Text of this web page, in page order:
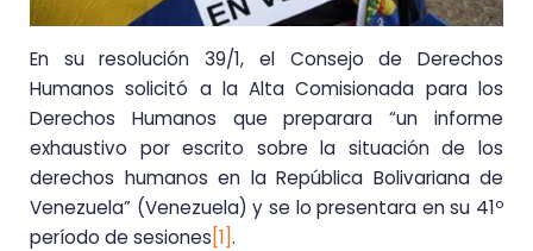
En su resolución 39/1, el Consejo de Derechos
Humanos solicitó a la Alta Comisionada para los
Derechos Humanos que preparara “un informe
exhaustivo por escrito sobre la situación de los
derechos humanos en la República Bolivariana de
Venezuela” (Venezuela) y se lo presentara en su 41º
período de sesiones[1].